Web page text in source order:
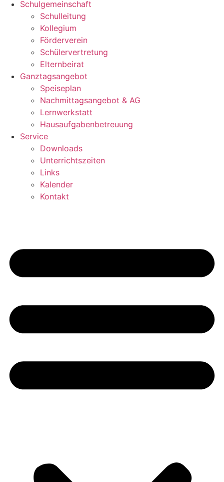
Schulgemeinschaft
Schulleitung
Kollegium
Förderverein
Schülervertretung
Elternbeirat
Ganztagsangebot
Speiseplan
Nachmittagsangebot & AG
Lernwerkstatt
Hausaufgabenbetreuung
Service
Downloads
Unterrichtszeiten
Links
Kalender
Kontakt